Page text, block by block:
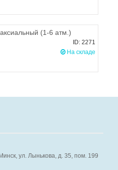
(1-6 атм.)
ID: 2271
На складе
ул. Лынькова, д. 35, пом. 199